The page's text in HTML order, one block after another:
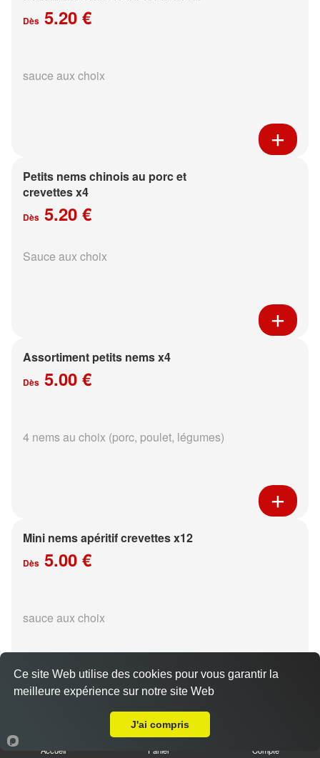
Dès 5.20 €
sauce aux choix
Petits nems chinois au porc et
crevettes x4
Dès 5.20 €
Sauce aux choix
Assortiment petits nems x4
Dès 5.00 €
4 nems au choix (porc, poulet, légumes)
Mini nems apéritif crevettes x12
Dès 5.00 €
sauce aux choix
Pinces de crabe au poisson x4
Accueil Panier Compte
Ce site Web utilise des cookies pour vous garantir la
meilleure expérience sur notre site Web
J'ai compris